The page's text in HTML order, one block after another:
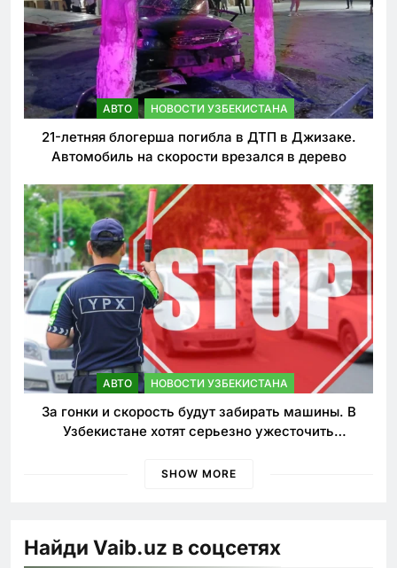
АВТО НОВОСТИ УЗБЕКИСТАНА
21-летняя блогерша погибла в ДТП в Джизаке.
Автомобиль на скорости врезался в дерево
АВТО НОВОСТИ УЗБЕКИСТАНА
За гонки и скорость будут забирать машины. В
Узбекистане хотят серьезно ужесточить
SHOW MORE
Найди Vaib.uz в соцсетях